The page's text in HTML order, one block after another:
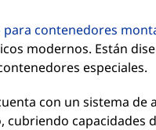
contenedores
modernos. Están
especiales.
con un sistema
cubriendo capacidades